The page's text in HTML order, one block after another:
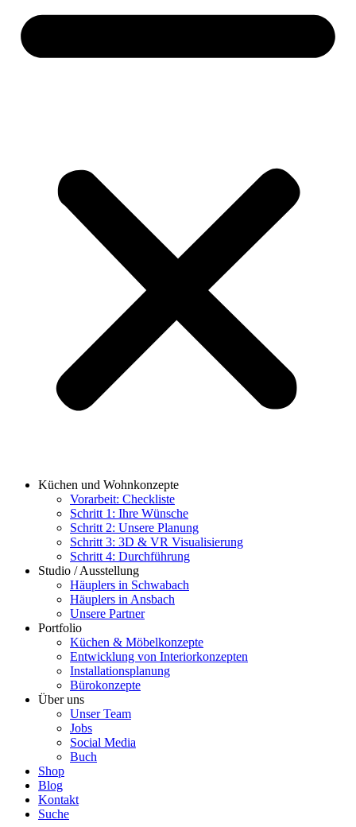
Küchen und Wohnkonzepte
Vorarbeit: Checkliste
Schritt 1: Ihre Wünsche
Schritt 2: Unsere Planung
Schritt 3: 3D & VR Visualisierung
Schritt 4: Durchführung
Studio / Ausstellung
Häuplers in Schwabach
Häuplers in Ansbach
Unsere Partner
Portfolio
Küchen & Möbelkonzepte
Entwicklung von Interiorkonzepten
Installationsplanung
Bürokonzepte
Über uns
Unser Team
Jobs
Social Media
Buch
Shop
Blog
Kontakt
Suche